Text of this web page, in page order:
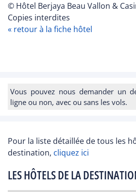
© Hôtel Berjaya Beau Vallon &
Copies interdites
« retour à la fiche hôtel
Vous pouvez nous demander un
ligne ou non, avec ou sans les vols.
Pour la liste détaillée de tous les
destination, cliquez ici
LES HÔTELS DE LA